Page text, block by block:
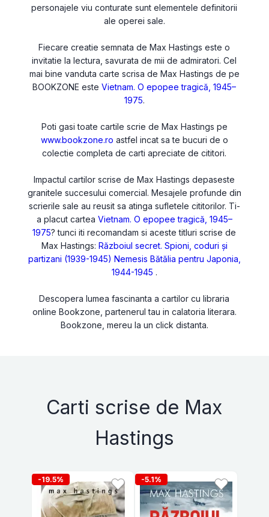
personajele viu conturate sunt elementele definitorii
ale operei sale.
Fiecare creatie semnata de Max Hastings este o
invitatie la lectura, savurata de mii de admiratori. Cel
mai bine vanduta carte scrisa de Max Hastings de pe
BOOKZONE esteVietnam. O epopee tragică, 1945–
1975.
Poti gasi toate cartile scrie de Max Hastings pe
www.bookzone.ro astfel incat sa te bucuri de o
colectie completa de carti apreciate de cititori.
Impactul cartilor scrise de Max Hastings depaseste
granitele succesului comercial. Mesajele profunde din
scrierile sale au reusit sa atinga sufletele cititorilor. Ti-
a placut cartea Vietnam. O epopee tragică, 1945–
1975? tunci iti recomandam si aceste titluri scrise de
Max Hastings: Războiul secret. Spioni, coduri şi
partizani (1939-1945) Nemesis Bătălia pentru Japonia,
1944-1945 .
Descopera lumea fascinanta a cartilor cu libraria
online Bookzone, partenerul tau in calatoria literara.
Bookzone, mereu la un click distanta.
Carti scrise de Max
Hastings
-19.5% -5.1%